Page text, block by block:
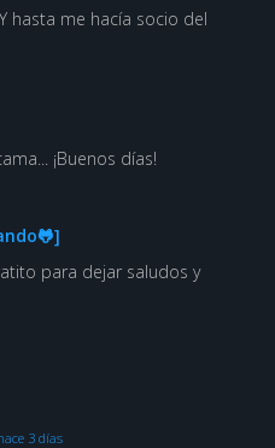
hasta me hacía socio del
¡Buenos días!
para dejar saludos y
3 días